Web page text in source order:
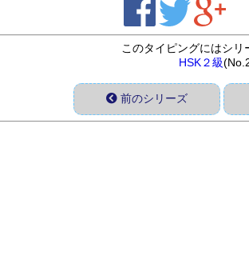
このタイピングにはシリ
HSK２級
前のシリーズ